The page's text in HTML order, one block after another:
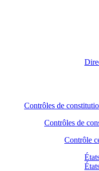
Contrôles de
Contrôles de
Contrôle